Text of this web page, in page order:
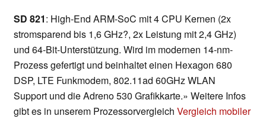
SD 821: High-End ARM-SoC mit 4 CPU Kernen (2x
stromsparend bis 1,6 GHz?, 2x Leistung mit 2,4 GHz)
und 64-Bit-Unterstützung. Wird im modernen 14-nm-
Prozess gefertigt und beinhaltet einen Hexagon 680
DSP, LTE Funkmodem, 802.11ad 60GHz WLAN
Support und die Adreno 530 Grafikkarte.» Weitere Infos
gibt es in unserem Prozessorvergleich Vergleich mobiler